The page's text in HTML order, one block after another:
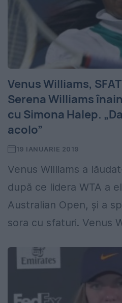
Venus Williams,
Serena Williams
cu Simona Halep.
acolo”
19 IANUARIE 2019
Venus Williams a
după ce lidera WTA a
Australian Open, și a
sora cu sfaturi. Venus